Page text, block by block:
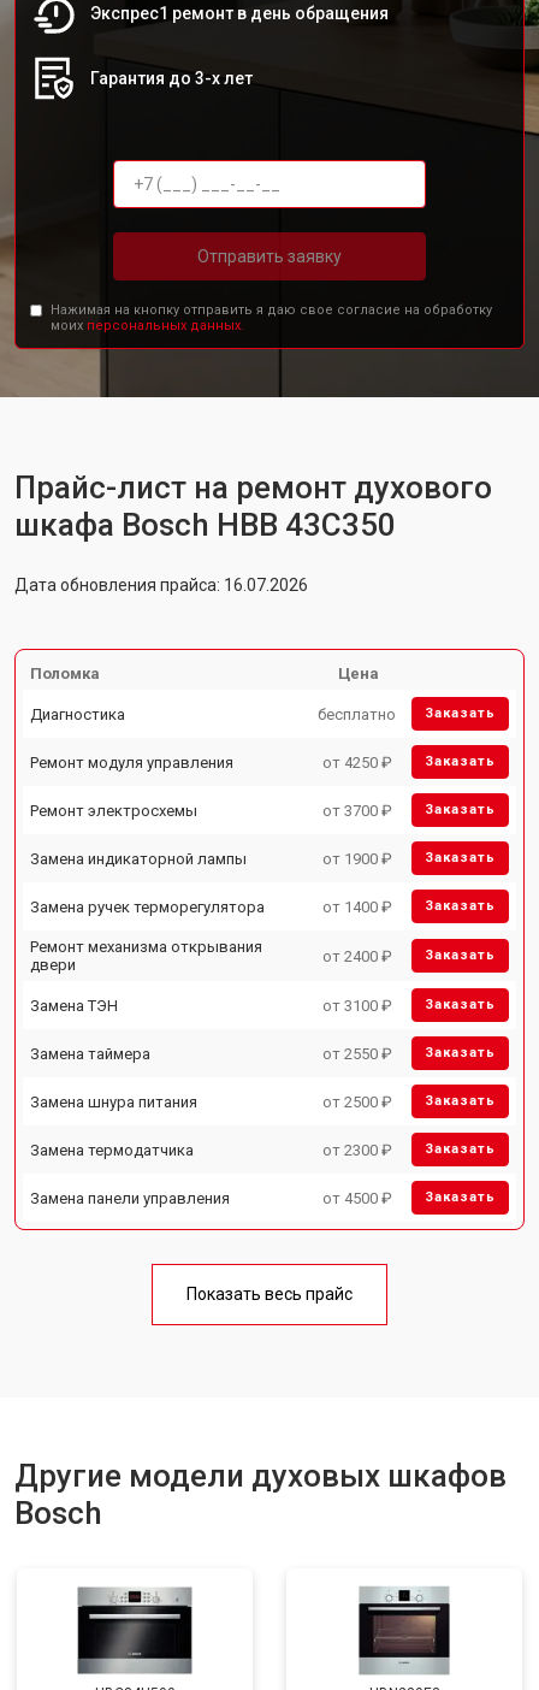
Экспрес1 ремонт в день обращения
Гарантия до 3-х лет
Отправить заявку
Нажимая на кнопку отправить я даю свое согласие на обработку
моих персональных данных.
Прайс-лист на ремонт духового
шкафа Bosch HBB 43C350
Дата обновления прайса: 16.07.2026
Поломка Цена
Диагностика бесплатно Заказать
Ремонт модуля управления от 4250 ₽ Заказать
Ремонт электросхемы от 3700 ₽ Заказать
Замена индикаторной лампы от 1900 ₽ Заказать
Замена ручек терморегулятора от 1400 ₽ Заказать
Ремонт механизма открывания
двери
от 2400 ₽ Заказать
Замена ТЭН от 3100 ₽ Заказать
Замена таймера от 2550 ₽ Заказать
Замена шнура питания от 2500 ₽ Заказать
Замена термодатчика от 2300 ₽ Заказать
Замена панели управления от 4500 ₽ Заказать
Показать весь прайс
Другие модели духовых шкафов
Bosch